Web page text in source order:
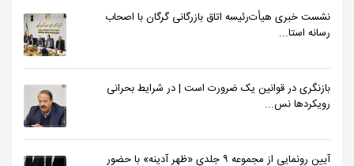
نشست خبری هیأت‌رئیسه اتاق بازرگانی گرگان با اصحاب
رسانه استا...
بازنگری در قوانین یک ضرورت است | در شرایط بحرانی
رویکردها نس...
آیین رونمایی از مجموعه ۹ جلدی «ظهر آدینه» با حضور